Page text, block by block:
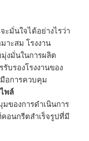
มั่นใจได้อย่างไรว่า
ะสม โรงงาน
งมั่นในการผลิต
รองโรงงานของ
อการควบคุม
พล์
ของการดำเนินการ
อนกรีตสำเร็จรูปที่มี